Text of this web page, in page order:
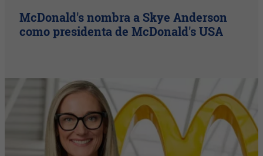
McDonald's nombra a Skye Anderson
como presidenta de McDonald's USA